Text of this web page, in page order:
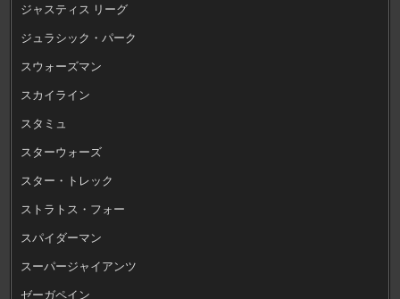
ジャスティス リーグ
ジュラシック・パーク
スウォーズマン
スカイライン
スタミュ
スターウォーズ
スター・トレック
ストラトス・フォー
スパイダーマン
スーパージャイアンツ
ゼーガペイン